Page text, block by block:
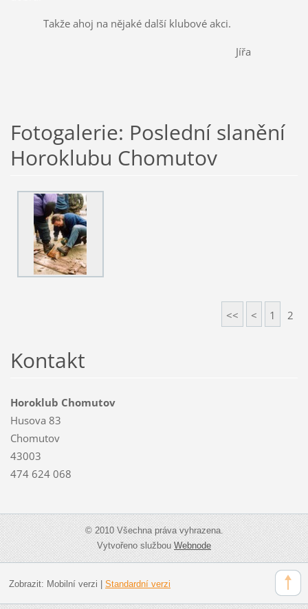
Takže ahoj na nějaké další klubové akci.
Jířa
Fotogalerie: Poslední slanění
Horoklubu Chomutov
<< < 1 2
Kontakt
Horoklub Chomutov
Husova 83
Chomutov
43003
474 624 068
© 2010 Všechna práva vyhrazena.
Vytvořeno službouWebnode
Zobrazit: Mobilní verzi | Standardní verzi